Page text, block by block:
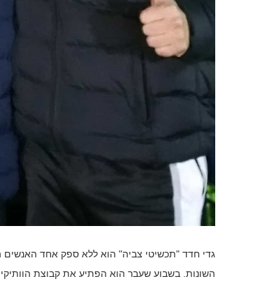
גדי חדד "תכשיטי צביה" הוא ללא ספק אחד האנשים
השונות. בשבוע שעבר הוא הפתיע את קבוצת